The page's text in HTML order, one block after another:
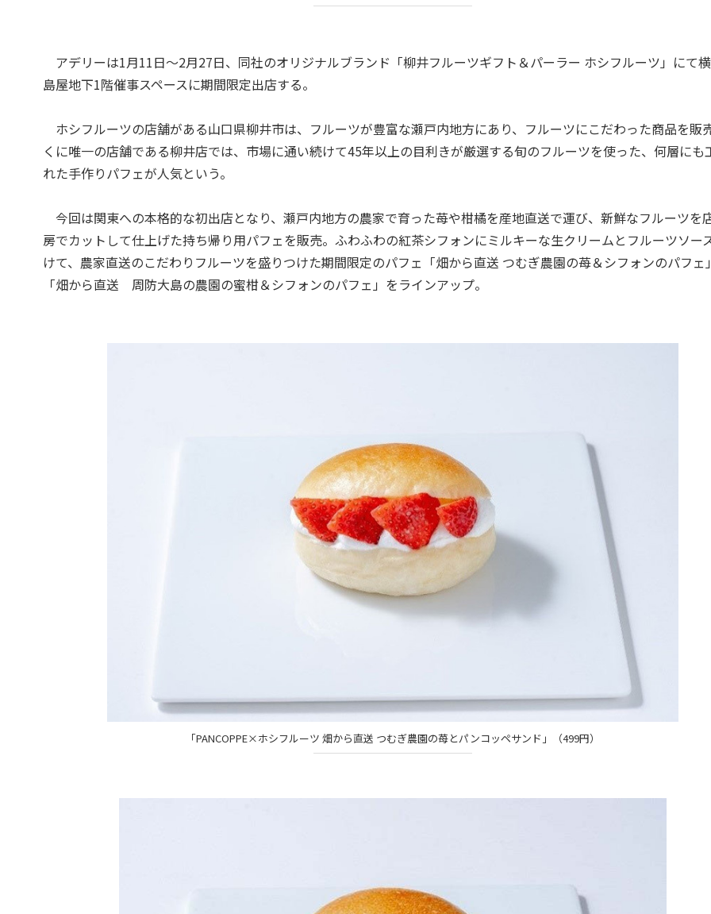
アデリーは1月11日～2月27日、同社のオリジナルブランド「柳井フルーツギフト＆パーラー ホシフルーツ」にて
島屋地下1階催事スペースに期間限定出店する。
ホシフルーツの店舗がある山口県柳井市は、フルーツが豊富な瀬戸内地方にあり、フルーツにこだわった商品を販
くに唯一の店舗である柳井店では、市場に通い続けて45年以上の目利きが厳選する旬のフルーツを使った、何層にも
れた手作りパフェが人気という。
今回は関東への本格的な初出店となり、瀬戸内地方の農家で育った苺や柑橘を産地直送で運び、新鮮なフルーツを
房でカットして仕上げた持ち帰り用パフェを販売。ふわふわの紅茶シフォンにミルキーな生クリームとフルーツソー
けて、農家直送のこだわりフルーツを盛りつけた期間限定のパフェ「畑から直送 つむぎ農園の苺＆シフォンのパフェ
「畑から直送 周防大島の農園の蜜柑＆シフォンのパフェ」をラインアップ。
「PANCOPPE×ホシフルーツ 畑から直送 つむぎ農園の苺とパンコッペサンド」（499円）